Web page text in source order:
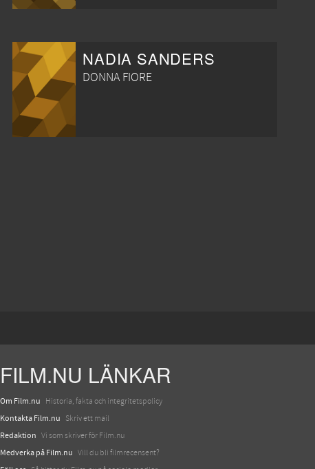
NADIA SANDERS
DONNA FIORE
FILM.NU LÄNKAR
Om Film.nu Historia, fakta och integritetspolicy
Kontakta Film.nu Skriv ett mail
Redaktion Vi som skriver för Film.nu
Medverka på Film.nu Vill du bli filmrecensent?